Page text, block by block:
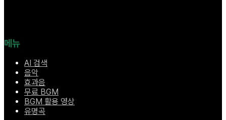
메뉴
AI 검색
음악
효과음
무료 BGM
BGM 활용 영상
유명곡